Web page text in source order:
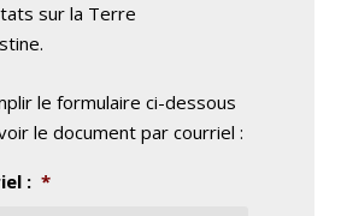
sur la Terre
le formulaire ci-dessous
le document par courriel :
: *